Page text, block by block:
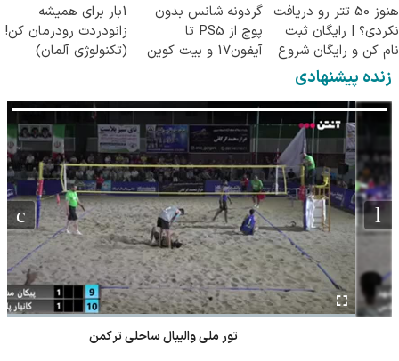
هنوز 50 تتر رو دریافت
نکردی؟ | رایگان ثبت
نام کن و رایگان شروع
کن!
گردونه شانس بدون
پوچ از PS5 تا
آیفون17 و بیت کوین
1بار برای همیشه
زانودردت رودرمان کن!
(تکنولوژی آلمان)
زنده پیشنهادی
تور ملی والیبال ساحلی ترکمن